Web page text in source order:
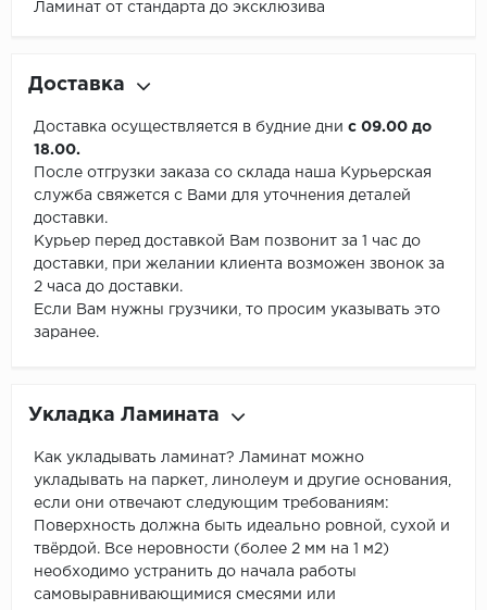
Ламинат от стандарта до эксклюзива
Доставка
Доставка осуществляется в будние дни с 09.00 до
18.00.
После отгрузки заказа со склада наша Курьерская
служба свяжется с Вами для уточнения деталей
доставки.
Курьер перед доставкой Вам позвонит за 1 час до
доставки, при желании клиента возможен звонок за
2 часа до доставки.
Если Вам нужны грузчики, то просим указывать это
заранее.
Укладка Ламината
Как укладывать ламинат? Ламинат можно
укладывать на паркет, линолеум и другие основания,
если они отвечают следующим требованиям:
Поверхность должна быть идеально ровной, сухой и
твёрдой. Все неровности (более 2 мм на 1 м2)
необходимо устранить до начала работы
самовыравнивающимися смесями или